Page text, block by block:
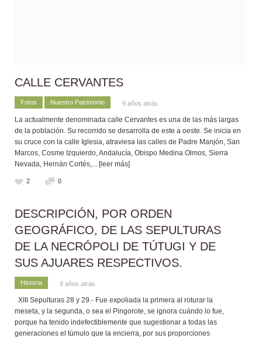
CALLE CERVANTES
Fotos Nuestro Patrimonio 9 años atrás
La actualmente denominada calle Cervantes es una de las más largas
de la población. Su recorrido se desarrolla de este a oeste. Se inicia en
su cruce con la calle Iglesia, atraviesa las calles de Padre Manjón, San
Marcos, Cosme Izquierdo, Andalucía, Obispo Medina Olmos, Sierra
Nevada, Hernán Cortés,... [leer más]
2 0
DESCRIPCIÓN, POR ORDEN
GEOGRÁFICO, DE LAS SEPULTURAS
DE LA NECRÓPOLI DE TÚTUGI Y DE
SUS AJUARES RESPECTIVOS.
Historia 9 años atrás
XIII Sepulturas 28 y 29.- Fue expoliada la primera al roturar la
meseta, y la segunda, o sea el Pingorote, se ignora cuándo lo fue,
porque ha tenido indefectiblemente que sugestionar a todas las
generaciones el túmulo que la encierra, por sus proporciones